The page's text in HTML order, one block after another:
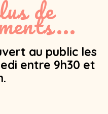
de
au public les
entre 9h30 et